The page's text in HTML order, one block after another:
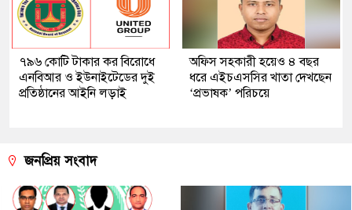
৭৯৬ কোটি টাকার কর বিরোধে
এনবিআর ও ইউনাইটেডের দুই
প্রতিষ্ঠানের আইনি লড়াই
অফিস সহকারী হয়েও ৪ বছর
ধরে এইচএসসির খাতা দেখছেন
‘প্রভাষক’ পরিচয়ে
জনপ্রিয় সংবাদ